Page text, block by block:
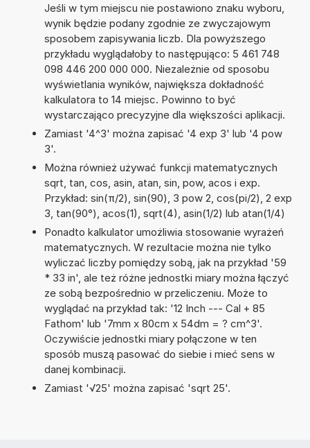
Jeśli w tym miejscu nie postawiono znaku wyboru,
wynik będzie podany zgodnie ze zwyczajowym
sposobem zapisywania liczb. Dla powyższego
przykładu wyglądałoby to następująco: 5 461 748
098 446 200 000 000. Niezależnie od sposobu
wyświetlania wyników, największa dokładność
kalkulatora to 14 miejsc. Powinno to być
wystarczająco precyzyjne dla większości aplikacji.
Zamiast '4^3' można zapisać '4 exp 3' lub '4 pow
3'.
Można również używać funkcji matematycznych
sqrt, tan, cos, asin, atan, sin, pow, acos i exp.
Przykład: sin(π/2), sin(90), 3 pow 2, cos(pi/2), 2 exp
3, tan(90°), acos(1), sqrt(4), asin(1/2) lub atan(1/4)
Ponadto kalkulator umożliwia stosowanie wyrażeń
matematycznych. W rezultacie można nie tylko
wyliczać liczby pomiędzy sobą, jak na przykład '59
* 33 in', ale też różne jednostki miary można łączyć
ze sobą bezpośrednio w przeliczeniu. Może to
wyglądać na przykład tak: '12 Inch --- Cal + 85
Fathom' lub '7mm x 80cm x 54dm = ? cm^3'.
Oczywiście jednostki miary połączone w ten
sposób muszą pasować do siebie i mieć sens w
danej kombinacji.
Zamiast '√25' można zapisać 'sqrt 25'.